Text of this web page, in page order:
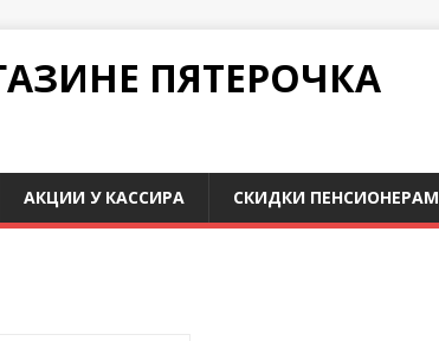
ПЯТЕРОЧКА
АКЦИИ У КАССИРА СКИДКИ ПЕНСИОНЕРАМ